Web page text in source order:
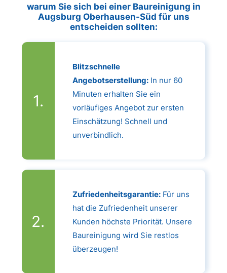
warum Sie sich bei einer Baureinigung in
Augsburg Oberhausen-Süd für uns
entscheiden sollten:
Blitzschnelle
Angebotserstellung:In nur 60
Minuten erhalten Sie ein
vorläufiges Angebot zur ersten
Einschätzung! Schnell und
unverbindlich.
Zufriedenheitsgarantie:Für uns
hat die Zufriedenheit unserer
Kunden höchste Priorität. Unsere
Baureinigung wird Sie restlos
überzeugen!